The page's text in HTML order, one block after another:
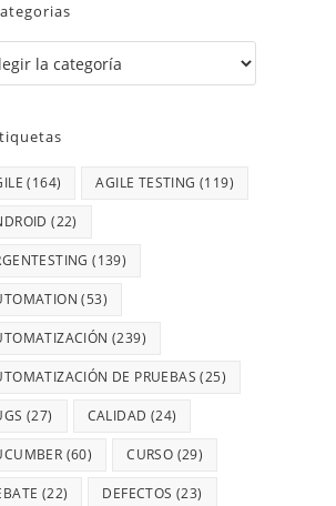
(164) AGILE TESTING (119)
(22)
(139)
(53)
(239)
DE PRUEBAS (25)
(27) CALIDAD (24)
(60) CURSO (29)
(22) DEFECTOS (23)